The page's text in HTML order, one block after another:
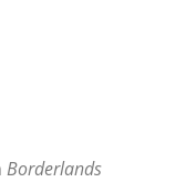
Borderlands